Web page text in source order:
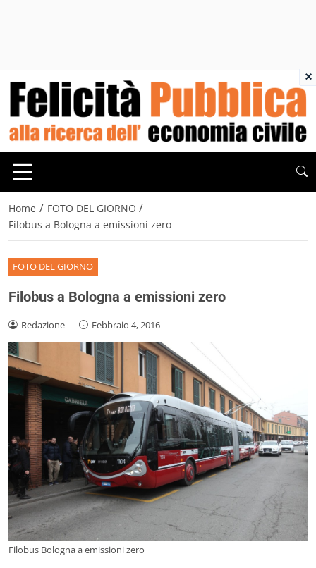
Home / FOTO DEL GIORNO /
Filobus a Bologna a emissioni zero
FOTO DEL GIORNO
Filobus a Bologna a emissioni zero
Redazione - Febbraio 4, 2016
Filobus Bologna a emissioni zero
×